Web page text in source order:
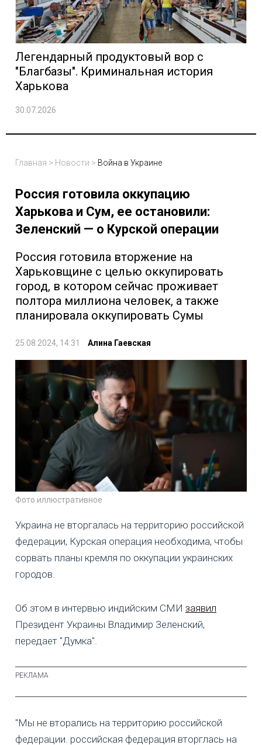
Легендарный продуктовый вор с
"Благбазы". Криминальная история
Харькова
30.07.2026
Главная > Новости > Война в Украине
Россия готовила оккупацию
Харькова и Сум, ее остановили:
Зеленский — о Курской операции
Россия готовила вторжение на
Харьковщине с целью оккупировать
город, в котором сейчас проживает
полтора миллиона человек, а также
планировала оккупировать Сумы
25.08.2024, 14:31 Алина Гаевская
Фото иллюстративное
Украина не вторгалась на территорию российской
федерации, Курская операция необходима, чтобы
сорвать планы кремля по оккупации украинских
городов.
Об этом в интервью индийским СМИ заявил
Президент Украины Владимир Зеленский,
передает "Думка".
"Мы не вторались на территорию российской
федерации. российская федерация вторглась на